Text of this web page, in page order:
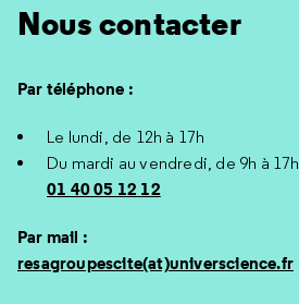
Nous contacter
Par téléphone :
Le lundi, de 12h à 17h
Du mardi au vendredi, de 9h à 17h
01 40 05 12 12
Par mail :
resagroupescite(at)universcience.fr